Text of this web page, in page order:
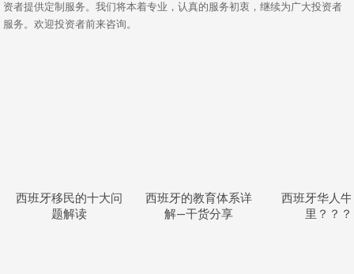
资者提供定制服务。我们将本着专业，认真的服务初衷，继续为广大投资者
服务。欢迎投资者前来咨询。
西班牙移民的十大问
题解读
西班牙的教育体系详
解—干货分享
西班牙华人
里？？？